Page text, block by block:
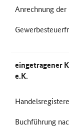
Anrechnung
eingetragener
e.K.
Buchführung